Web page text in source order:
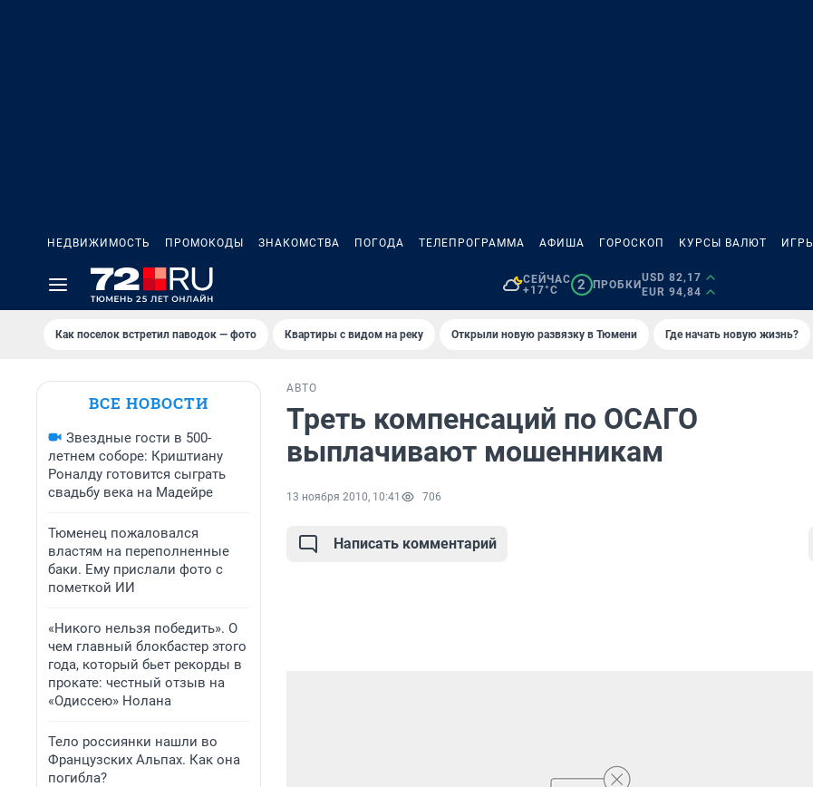
НЕДВИЖИМОСТЬ ПРОМОКОДЫ ЗНАКОМСТВА ПОГОДА ТЕЛЕПРОГРАММА АФИША ГОРОСКОП КУРСЫ ВАЛЮТ ИГРЫ
СЕЙЧАС
+17°C
2 ПРОБКИ
USD 82,17
EUR 94,84
Как поселок встретил паводок — фото Квартиры с видом на реку Открыли новую развязку в Тюмени Где начать новую жизнь?
ВСЕ НОВОСТИ
Звездные гости в 500-
летнем соборе: Криштиану
Роналду готовится сыграть
свадьбу века на Мадейре
Тюменец пожаловался
властям на переполненные
баки. Ему прислали фото с
пометкой ИИ
«Никого нельзя победить». О
чем главный блокбастер этого
года, который бьет рекорды в
прокате: честный отзыв на
«Одиссею» Нолана
Тело россиянки нашли во
Французских Альпах. Как она
погибла?
АВТО
Треть компенсаций по ОСАГО
выплачивают мошенникам
13 ноября 2010, 10:41 706
Написать комментарий